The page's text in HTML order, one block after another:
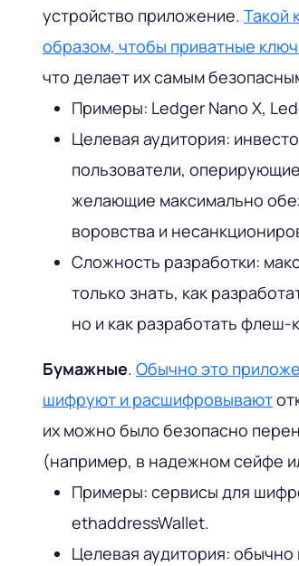
устройство приложение. Такой
образом, чтобы приватные
что делает их самым
Примеры: Ledger Nano X,
Целевая аудитория:
пользователи,
желающие максимально
воровства и
Сложность разработки:
только знать, как
но и как разработать флеш-
Бумажные. Обычно это
шифруют и расшифровывают
их можно было безопасно
(например, в надежном сейфе
Примеры: сервисы для
ethaddressWallet.
Целевая аудитория: обычно